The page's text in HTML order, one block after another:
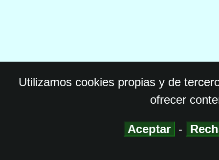
Utilizamos cookies propias y de
ofrecer
Aceptar -